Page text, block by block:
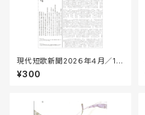
現代短歌新聞202６年４月／16
9号
¥300